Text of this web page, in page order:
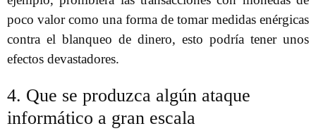
poco valor como una forma de tomar medidas enérgicas
contra el blanqueo de dinero, esto podría tener unos
efectos devastadores.
4. Que se produzca algún ataque
informático a gran escala